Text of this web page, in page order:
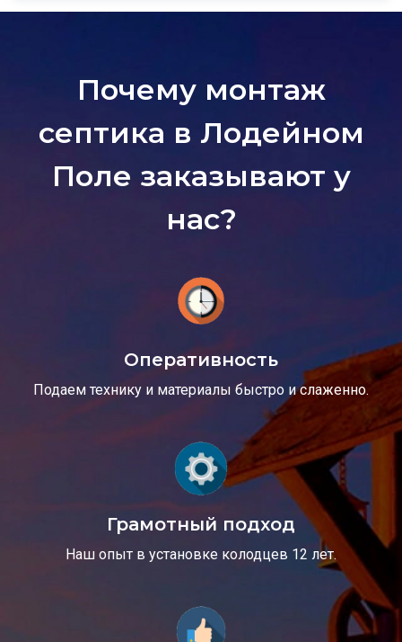
Почему монтаж
септика в Лодейном
Поле заказывают у
нас?
Оперативность
Подаем технику и материалы быстро и слаженно.
Грамотный подход
Наш опыт в установке колодцев 12 лет.